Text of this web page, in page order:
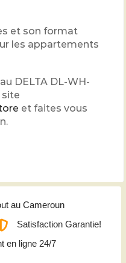
et son format
les appartements
DELTA DL-WH-
site
et faites vous
au Cameroun
Satisfaction Garantie!
en ligne 24/7